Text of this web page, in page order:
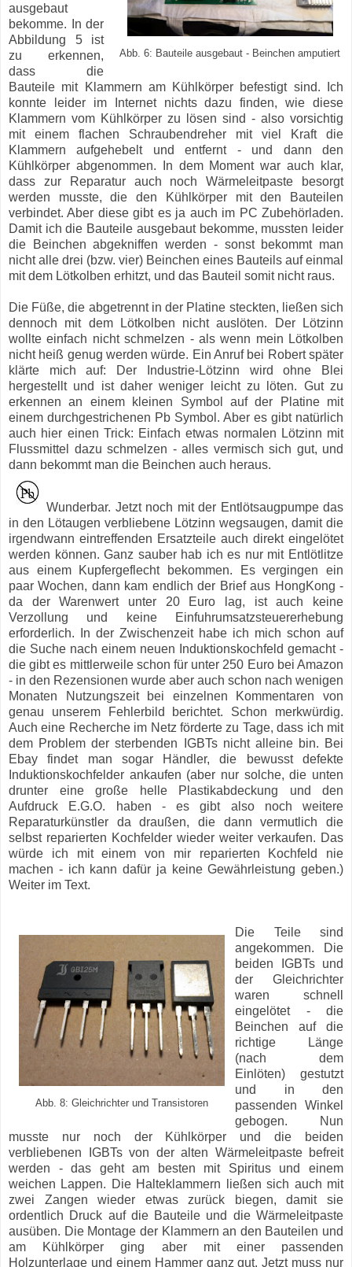
Abb. 6: Bauteile ausgebaut - Beinchen amputiert
ausgebaut
bekomme. In der
Abbildung 5 ist
zu erkennen,
dass die
Bauteile mit Klammern am Kühlkörper befestigt sind. Ich
konnte leider im Internet nichts dazu finden, wie diese
Klammern vom Kühlkörper zu lösen sind - also vorsichtig
mit einem flachen Schraubendreher mit viel Kraft die
Klammern aufgehebelt und entfernt - und dann den
Kühlkörper abgenommen. In dem Moment war auch klar,
dass zur Reparatur auch noch Wärmeleitpaste besorgt
werden musste, die den Kühlkörper mit den Bauteilen
verbindet. Aber diese gibt es ja auch im PC Zubehörladen.
Damit ich die Bauteile ausgebaut bekomme, mussten leider
die Beinchen abgekniffen werden - sonst bekommt man
nicht alle drei (bzw. vier) Beinchen eines Bauteils auf einmal
mit dem Lötkolben erhitzt, und das Bauteil somit nicht raus.
Die Füße, die abgetrennt in der Platine steckten, ließen sich
dennoch mit dem Lötkolben nicht auslöten. Der Lötzinn
wollte einfach nicht schmelzen - als wenn mein Lötkolben
nicht heiß genug werden würde. Ein Anruf bei Robert später
klärte mich auf: Der Industrie-Lötzinn wird ohne Blei
hergestellt und ist daher weniger leicht zu löten. Gut zu
erkennen an einem kleinen Symbol auf der Platine mit
einem durchgestrichenen Pb Symbol. Aber es gibt natürlich
auch hier einen Trick: Einfach etwas normalen Lötzinn mit
Flussmittel dazu schmelzen - alles vermisch sich gut, und
dann bekommt man die Beinchen auch heraus.
Wunderbar. Jetzt noch mit der Entlötsaugpumpe das
in den Lötaugen verbliebene Lötzinn wegsaugen, damit die
irgendwann eintreffenden Ersatzteile auch direkt eingelötet
werden können. Ganz sauber hab ich es nur mit Entlötlitze
aus einem Kupfergeflecht bekommen. Es vergingen ein
paar Wochen, dann kam endlich der Brief aus HongKong -
da der Warenwert unter 20 Euro lag, ist auch keine
Verzollung und keine Einfuhrumsatzsteuererhebung
erforderlich. In der Zwischenzeit habe ich mich schon auf
die Suche nach einem neuen Induktionskochfeld gemacht -
die gibt es mittlerweile schon für unter 250 Euro bei Amazon
- in den Rezensionen wurde aber auch schon nach wenigen
Monaten Nutzungszeit bei einzelnen Kommentaren von
genau unserem Fehlerbild berichtet. Schon merkwürdig.
Auch eine Recherche im Netz förderte zu Tage, dass ich mit
dem Problem der sterbenden IGBTs nicht alleine bin. Bei
Ebay findet man sogar Händler, die bewusst defekte
Induktionskochfelder ankaufen (aber nur solche, die unten
drunter eine große helle Plastikabdeckung und den
Aufdruck E.G.O. haben - es gibt also noch weitere
Reparaturkünstler da draußen, die dann vermutlich die
selbst reparierten Kochfelder wieder weiter verkaufen. Das
würde ich mit einem von mir reparierten Kochfeld nie
machen - ich kann dafür ja keine Gewährleistung geben.)
Weiter im Text.
Abb. 8: Gleichrichter und Transistoren
Die Teile sind
angekommen. Die
beiden IGBTs und
der Gleichrichter
waren schnell
eingelötet - die
Beinchen auf die
richtige Länge
(nach dem
Einlöten) gestutzt
und in den
passenden Winkel
gebogen. Nun
musste nur noch der Kühlkörper und die beiden
verbliebenen IGBTs von der alten Wärmeleitpaste befreit
werden - das geht am besten mit Spiritus und einem
weichen Lappen. Die Halteklammern ließen sich auch mit
zwei Zangen wieder etwas zurück biegen, damit sie
ordentlich Druck auf die Bauteile und die Wärmeleitpaste
ausüben. Die Montage der Klammern an den Bauteilen und
am Kühlkörper ging aber mit einer passenden
Holzunterlage und einem Hammer ganz gut. Jetzt muss nur